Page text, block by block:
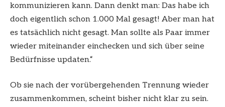
kommunizieren kann. Dann denkt man: Das habe ich
doch eigentlich schon 1.000 Mal gesagt! Aber man hat
es tatsächlich nicht gesagt. Man sollte als Paar immer
wieder miteinander einchecken und sich über seine
Bedürfnisse updaten.“
Ob sie nach der vorübergehenden Trennung wieder
zusammenkommen, scheint bisher nicht klar zu sein.